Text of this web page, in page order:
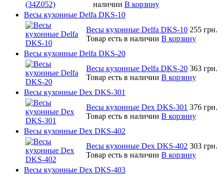
наличии В корзину
Весы кухонные Delfa DKS-10
Весы кухонные Delfa DKS-10 255 грн.
Товар есть в наличии В корзину
Весы кухонные Delfa DKS-20
Весы кухонные Delfa DKS-20 363 грн.
Товар есть в наличии В корзину
Весы кухонные Dex DKS-301
Весы кухонные Dex DKS-301 376 грн.
Товар есть в наличии В корзину
Весы кухонные Dex DKS-402
Весы кухонные Dex DKS-402 303 грн.
Товар есть в наличии В корзину
Весы кухонные Dex DKS-403